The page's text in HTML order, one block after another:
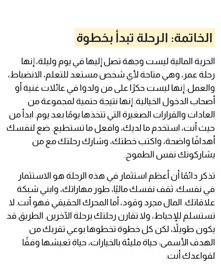
الخاتمة: الرحلة تبدأ بخطوة
الحرية المالية ليست وجهة تصل إليها في يوم وليلة، إنها
رحلة عمر، وهي متاحة لأي شخص مستعد للتعلم، الانضباط،
والعمل. إنها ليست حكرًا على من ولدوا في عائلات غنية أو
أصحاب الدخول الخيالية. إنها نتيجة حتمية لمجموعة من
العادات والقرارات الصغيرة التي تتخذها يومًا بعد يوم. ابدأ من
حيث أنت، استخدم ما لديك، وافعل ما تستطيع. ضع لنفسك
أهدافًا واضحة، واكتب خطتك، وشارك رحلتك مع من
يشاركونك نفس الطموح.
تذكر دائمًا أن أعظم استثمار في هذه الرحلة هو الاستثمار
في نفسك. ثقف نفسك ماليًا، طور مهاراتك، وابني شبكة
علاقاتك. المال مجرد وقود، أما المحرك الحقيقي فهو أنت. لا
تستسلم للإحباط، ولا تقارن رحلتك برحلة الآخرين. الطريق قد
يكون طويلاً، لكن كل خطوة تخطوها بوعي تقربك من
الهدف الأسمى: حياة مليئة بالخيارات، حياة تعيشها وفقًا
لقواعدك أنت.